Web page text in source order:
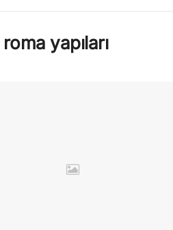
roma yapıları